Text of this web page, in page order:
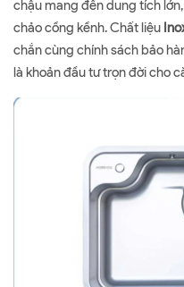
chậu mang đến dung tích
chảo cồng kềnh. Chất liệu
chắn cùng chính sách bảo
là khoản đầu tư trọn đời cho